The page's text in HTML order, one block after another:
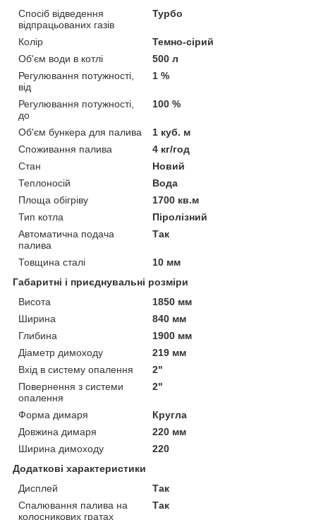
Спосіб відведення
відпрацьованих газів
Турбо
Колір
Темно-сірий
Об'єм води в котлі
500 л
Регулювання потужності,
від
1 %
Регулювання потужності,
до
100 %
Об'єм бункера для палива
1 куб. м
Споживання палива
4 кг/год
Стан
Новий
Теплоносій
Вода
Площа обігріву
1700 кв.м
Тип котла
Піролізний
Автоматична подача
палива
Так
Товщина сталі
10 мм
Габаритні і приєднувальні розміри
Висота
1850 мм
Ширина
840 мм
Глибина
1900 мм
Діаметр димоходу
219 мм
Вхід в систему опалення
2"
Повернення з системи
опалення
2"
Форма димаря
Кругла
Довжина димаря
220 мм
Ширина димоходу
220
Додаткові характеристики
Дисплей
Так
Спалювання палива на
колосникових гратах
Так